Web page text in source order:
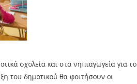
σχολεία και στα νηπιαγωγεία για το
του δημοτικού θα φοιτήσουν οι